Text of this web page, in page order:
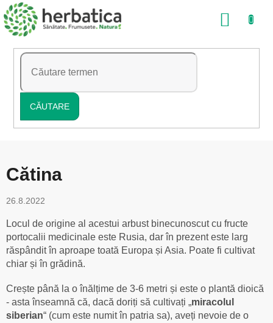
Treci
la
conținut
CĂUTARE
COŞ
Cătina
26.8.2022
Locul de origine al acestui arbust binecunoscut cu fructe
portocalii medicinale este Rusia, dar în prezent este larg
răspândit în aproape toată Europa și Asia. Poate fi cultivat
chiar și în grădină.
Crește până la o înălțime de 3-6 metri și este o plantă dioică
- asta înseamnă că, dacă doriți să cultivați „miracolul
siberian“ (cum este numit în patria sa), aveți nevoie de o